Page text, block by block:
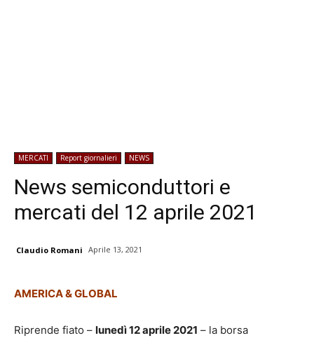
MERCATI Report giornalieri NEWS
News semiconduttori e
mercati del 12 aprile 2021
Claudio Romani Aprile 13, 2021
AMERICA & GLOBAL
Riprende fiato – lunedì 12 aprile 2021 – la borsa